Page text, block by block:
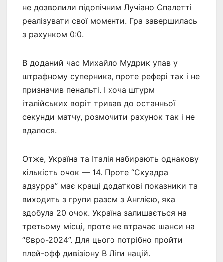
не дозволили підопічним Лучіано Спалетті
реалізувати свої моменти. Гра завершилась
з рахунком 0:0.
В доданий час Михайло Мудрик упав у
штрафному суперника, проте рефері так і не
призначив пенальті. І хоча штурм
італійських воріт тривав до останньої
секунди матчу, розмочити рахунок так і не
вдалося.
Отже, Україна та Італія набирають однакову
кількість очок — 14. Проте “Скуадра
адзурра” має кращі додаткові показники та
виходить з групи разом з Англією, яка
здобула 20 очок. Україна залишається на
третьому місці, проте не втрачає шанси на
“Євро-2024”. Для цього потрібно пройти
плей-офф дивізіону B Ліги націй.